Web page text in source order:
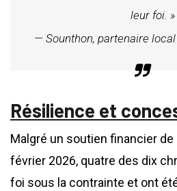
leur foi. »
— Sounthon, partenaire
Résilience et
Malgré un soutien financier
février 2026, quatre des dix
foi sous la contrainte et ont